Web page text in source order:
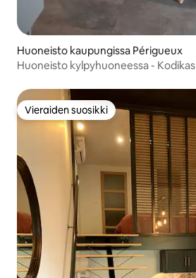
Huoneisto kaupungissa Périgueux
Huoneisto kylpyhuoneessa - Kodikas
Vieraiden suosikki
Vieraiden suosikki